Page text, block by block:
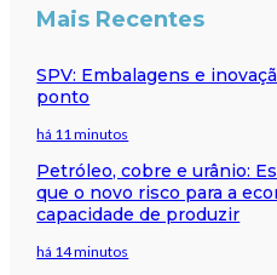
Mais Recentes
SPV: Embalagens e
ponto
há 11 minutos
Petróleo, cobre e urânio:
que o novo risco para a
capacidade de produzir
há 14 minutos